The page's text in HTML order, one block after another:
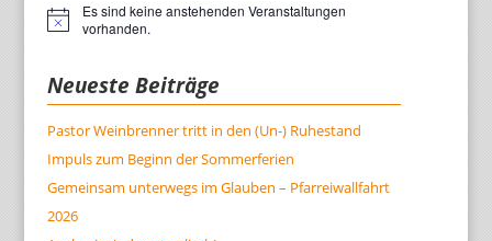
Hinweis
Es sind keine anstehenden Veranstaltungen
vorhanden.
Neueste Beiträge
Pastor Weinbrenner tritt in den (Un-) Ruhestand
Impuls zum Beginn der Sommerferien
Gemeinsam unterwegs im Glauben – Pfarreiwallfahrt
2026